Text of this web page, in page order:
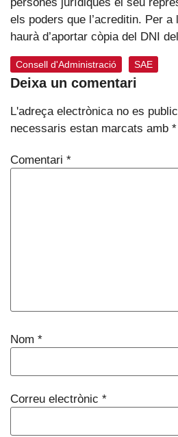
els poders que l’acreditin. Per
haurà d’aportar còpia del DNI
Consell d'Administració SAE
Deixa un comentari
L'adreça electrònica no es
necessaris estan marcats amb *
Comentari *
Nom *
Correu electrònic *